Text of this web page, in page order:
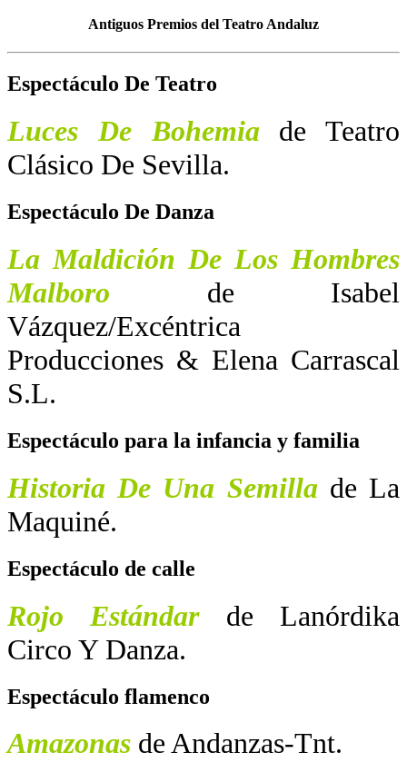
Antiguos Premios del Teatro Andaluz
Espectáculo De Teatro
Luces De Bohemiade Teatro
Clásico De Sevilla.
Espectáculo De Danza
La Maldición De Los Hombres
Malboro de Isabel
Vázquez/Excéntrica
Producciones & Elena Carrascal
S.L.
Espectáculo para la infancia y familia
Historia De Una Semillade La
Maquiné.
Espectáculo de calle
Rojo Estándarde Lanórdika
Circo Y Danza.
Espectáculo flamenco
Amazonas de Andanzas-Tnt.